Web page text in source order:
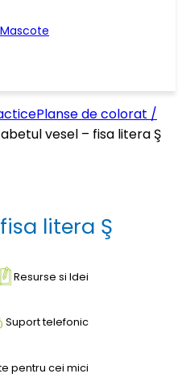
Planse de colorat /
vesel – fisa litera Ş
litera Ş
Resurse si Idei
Suport telefonic
pentru cei mici